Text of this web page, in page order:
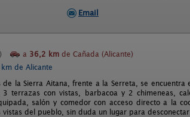
Email
a 36,2 km de Cañada (Alicante)
de Alicante
la Sierra Aitana, frente a la Serreta, se encuentra
terrazas con vistas, barbacoa y 2 chimeneas,
salón y comedor con acceso directo a la
del pueblo, sin duda un lugar para